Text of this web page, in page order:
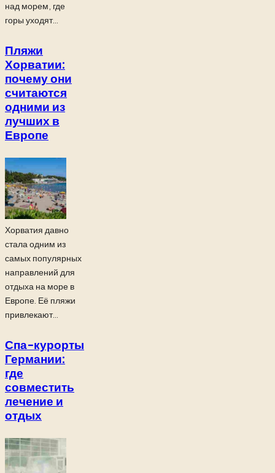
над морем, где
горы уходят...
Пляжи
Хорватии:
почему они
считаются
одними из
лучших в
Европе
Хорватия давно
стала одним из
самых популярных
направлений для
отдыха на море в
Европе. Её пляжи
привлекают...
Спа-курорты
Германии:
где
совместить
лечение и
отдых